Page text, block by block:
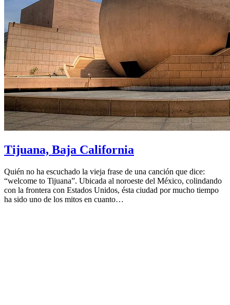
Tijuana, Baja California
Quién no ha escuchado la vieja frase de una canción que dice:
“welcome to Tijuana”. Ubicada al noroeste del México, colindando
con la frontera con Estados Unidos, ésta ciudad por mucho tiempo
ha sido uno de los mitos en cuanto…